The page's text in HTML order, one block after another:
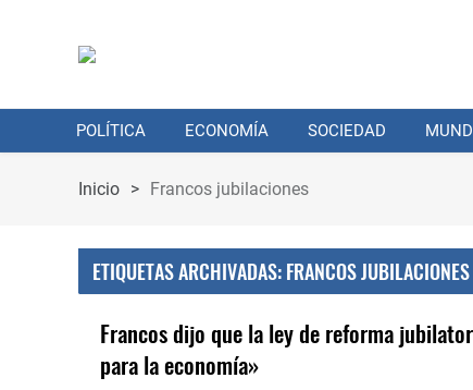
POLÍTICA ECONOMÍA SOCIEDAD
Inicio > Francos jubilaciones
ETIQUETAS ARCHIVADAS: FRANCOS JUBILACIONES
Francos dijo que la ley de reforma
para la economía»